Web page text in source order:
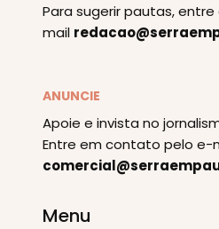
Para sugerir pautas,
mail
ANUNCIE
Apoie e invista no
Entre em contato pelo e-
Menu